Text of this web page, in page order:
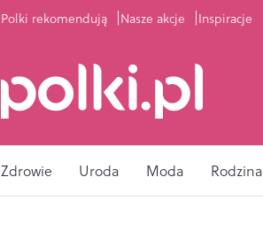
Polki rekomendują Nasze akcje Inspiracje
Zdrowie Uroda Moda Rodzina